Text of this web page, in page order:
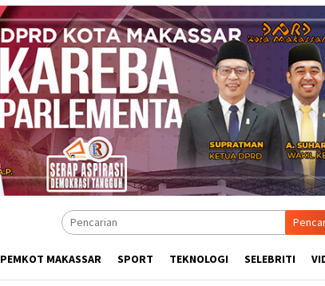
PEMKOT MAKASSAR SPORT TEKNOLOGI SELEBRITI